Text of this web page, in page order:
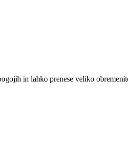
in lahko prenese veliko